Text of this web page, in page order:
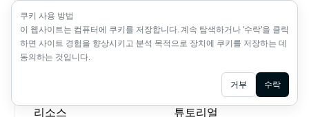
밀버스에 대해 AI에게 질문하기
저작권 © Milvus. 2026 모든 권리 보유.
리소스 튜토리얼
Ask AI
쿠키 사용 방법
이 웹사이트는 컴퓨터에 쿠키를 저장합니다. 계속 탐색하거나 '수락'을 클릭
하면 사이트 경험을 향상시키고 분석 목적으로 장치에 쿠키를 저장하는 데
동의하는 것입니다.
거부 수락